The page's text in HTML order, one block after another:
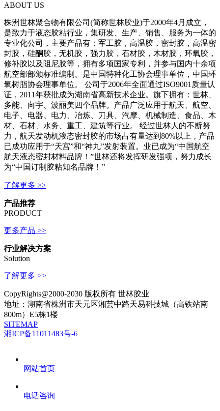
ABOUT US
株洲世林聚合物有限公司(简称世林胶业)于2000年4月成立，
是致力于液态胶粘行业，集研发、生产、销售、服务为一体的
专业化公司，主要产品有：军工胶，高温胶，密封胶，高温密
封胶，硅酮胶，无机胶，强力胶，石材胶，木材胶，环氧胶，
修补胶以及阻尼胶等，拥有多项国家专利，并参与国内十余项
航空部部颁标准编制。是中国特种化工协会理事单位，中国环
氧树脂协会理事单位。 公司于2006年全面通过ISO9001质量认
证，2011年获批成为湖南省高新技术企业。旗下拥有：世林、
多能、向宇、波丽美四个品牌。产品广泛应用于航天、航空、
电子、电器、电力、冶炼、刀具、汽摩、机械制造、食品、木
材、石材、水务、重工、建筑等行业。 经过世林人的不断努
力，航天发动机液态密封胶的市场占有量达到80%以上，产品
已成功应用于“天宫”和“神九”发射装置。业已成为“中国航空
航天液态密封材料品牌！”世林还将发挥研发强项，努力成长
为“中国订制胶粘知名品牌！”
了解更多 >>
产品推荐
PRODUCT
更多产品 >>
行业解决方案
Solution
了解更多 >>
CopyRights@2000-2030 版权所有 世林胶业
地址：湖南省株洲市天元区湘芸中路天易科技城（高铁站南
800m）E5栋1楼
SITEMAP
湘ICP备11011483号-6
网站首页
电话咨询